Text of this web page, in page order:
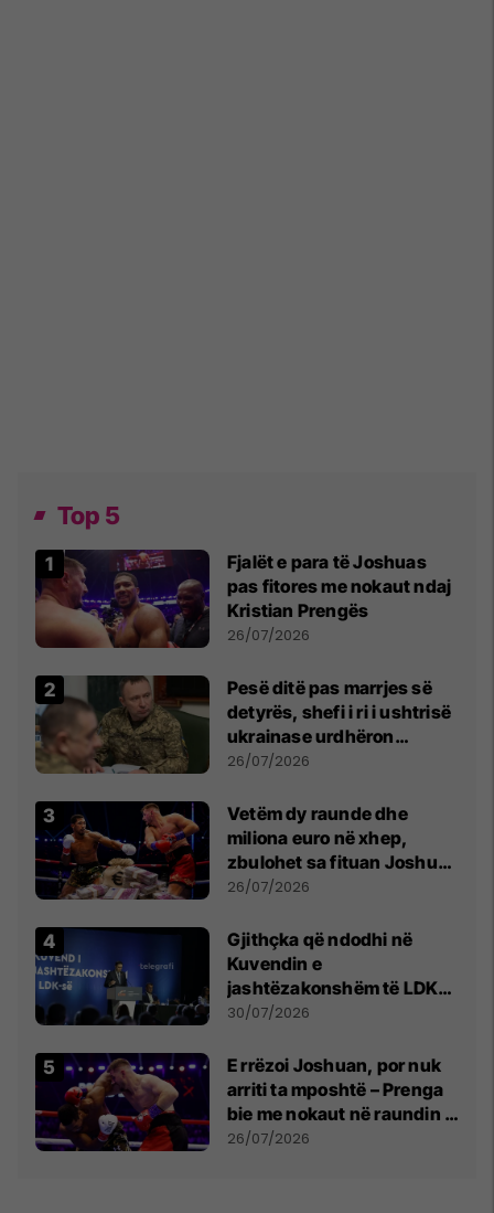
Top 5
Fjalët e para të Joshuas
pas fitores me nokaut ndaj
Kristian Prengës
26/07/2026
Pesë ditë pas marrjes së
detyrës, shefi i ri i ushtrisë
ukrainase urdhëron
kontroll të madh
26/07/2026
Vetëm dy raunde dhe
miliona euro në xhep,
zbulohet sa fituan Joshua
e Prenga
26/07/2026
Gjithçka që ndodhi në
Kuvendin e
jashtëzakonshëm të LDK-
së
30/07/2026
E rrëzoi Joshuan, por nuk
arriti ta mposhtë – Prenga
bie me nokaut në raundin e
dytë
26/07/2026